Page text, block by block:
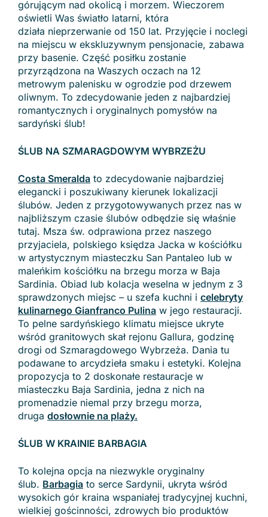
górującym nad okolicą i morzem. Wieczorem
oświetli Was światło latarni, która
działa nieprzerwanie od 150 lat. Przyjęcie i noclegi
na miejscu w ekskluzywnym pensjonacie, zabawa
przy basenie. Część posiłku zostanie
przyrządzona na Waszych oczach na 12
metrowym palenisku w ogrodzie pod drzewem
oliwnym. To zdecydowanie jeden z najbardziej
romantycznych i oryginalnych pomysłów na
sardyński ślub!
ŚLUB NA SZMARAGDOWYM WYBRZEŻU
Costa Smeralda to zdecydowanie najbardziej
elegancki i poszukiwany kierunek lokalizacji
ślubów. Jeden z przygotowywanych przez nas w
najbliższym czasie ślubów odbędzie się właśnie
tutaj. Msza św. odprawiona przez naszego
przyjaciela, polskiego księdza Jacka w kościółku
w artystycznym miasteczku San Pantaleo lub w
maleńkim kościółku na brzegu morza w Baja
Sardinia. Obiad lub kolacja weselna w jednym z 3
sprawdzonych miejsc – u szefa kuchni i celebryty
kulinarnego Gianfranco Pulina w jego restauracji.
To pelne sardyńskiego klimatu miejsce ukryte
wśród granitowych skał rejonu Gallura, godzinę
drogi od Szmaragdowego Wybrzeża. Dania tu
podawane to arcydzieła smaku i estetyki. Kolejna
propozycja to 2 doskonałe restauracje w
miasteczku Baja Sardinia, jedna z nich na
promenadzie niemal przy brzegu morza,
druga dosłownie na plaży.
ŚLUB W KRAINIE BARBAGIA
To kolejna opcja na niezwykle oryginalny
ślub. Barbagia to serce Sardynii, ukryta wśród
wysokich gór kraina wspaniałej tradycyjnej kuchni,
wielkiej gościnności, zdrowych bio produktów